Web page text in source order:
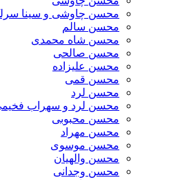
محسن چاوشی و سینا سرلک
محسن سالم
محسن شاه محمدی
محسن صالحی
محسن علیزاده
محسن قمی
محسن لرد
محسن لرد و سهراب فخیمی و
محسن محبوبی
محسن مهراد
محسن موسوی
محسن والهیان
محسن وجدانی